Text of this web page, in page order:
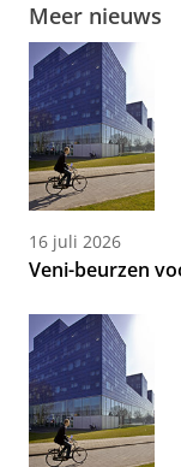
Meer nieuws
16 juli 2026
Veni-beurzen